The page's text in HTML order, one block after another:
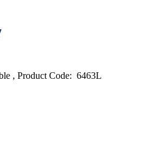
, Product Code: 6463L